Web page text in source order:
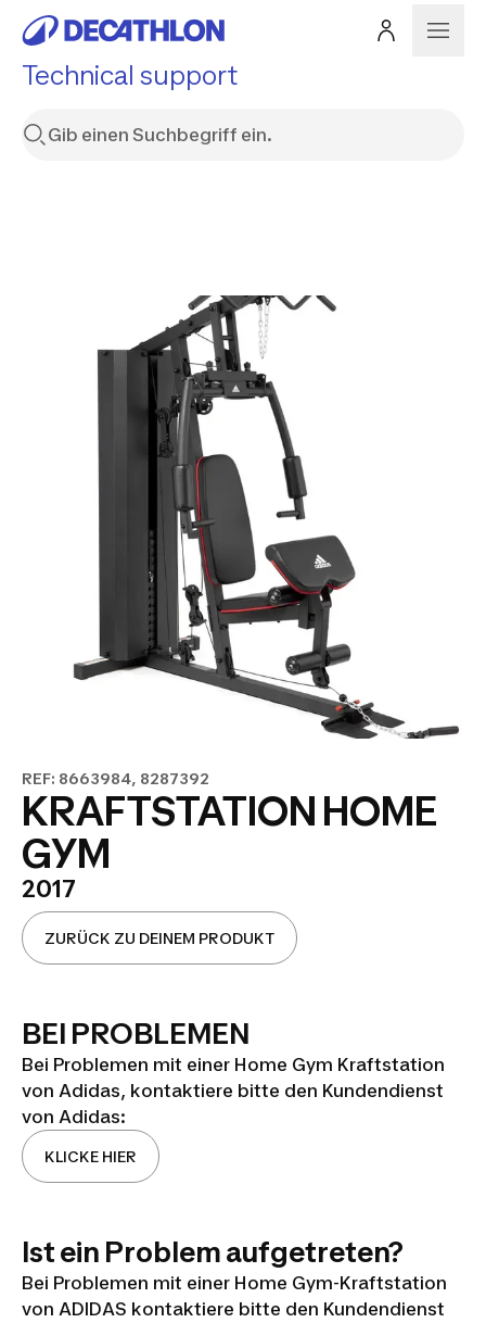
Technical support
REF: 8663984, 8287392
KRAFTSTATION HOME
GYM
2017
ZURÜCK ZU DEINEM PRODUKT
BEI PROBLEMEN
Bei Problemen mit einer Home Gym Kraftstation
von Adidas, kontaktiere bitte den Kundendienst
von Adidas:
KLICKE HIER
Ist ein Problem aufgetreten?
Bei Problemen mit einer Home Gym-Kraftstation
von ADIDAS kontaktiere bitte den Kundendienst